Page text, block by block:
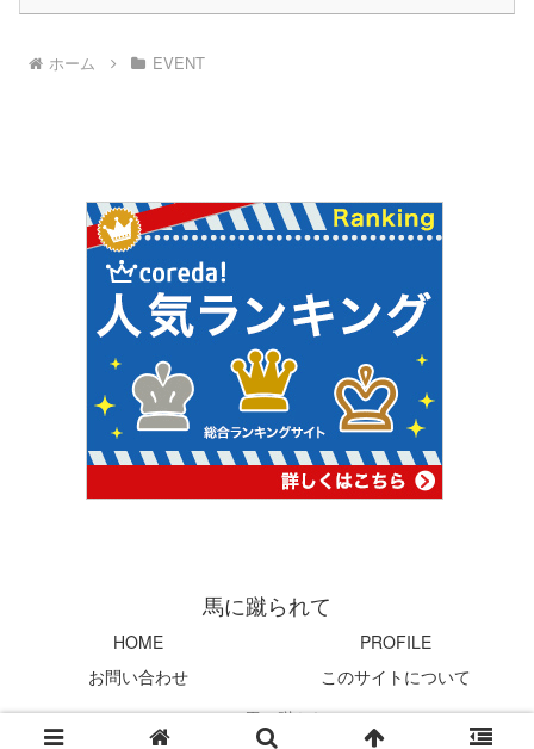
ホーム EVENT
馬に蹴られて
HOME
PROFILE
お問い合わせ
このサイトについて
© 2004 馬に蹴られて.